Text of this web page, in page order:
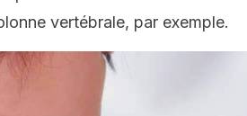
vertébrale, par exemple.